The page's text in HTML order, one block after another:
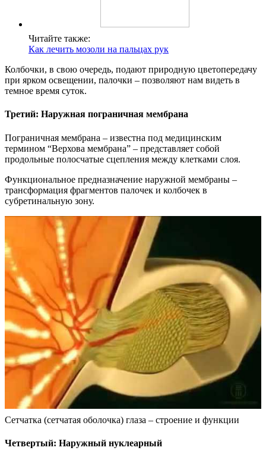
Читайте также:
Как лечить мозоли на пальцах рук
Колбочки, в свою очередь, подают природную цветопередачу
при ярком освещении, палочки – позволяют нам видеть в
темное время суток.
Третий: Наружная пограничная мембрана
Пограничная мембрана – известна под медицинским
термином “Верхова мембрана” – представляет собой
продольные полосчатые сцепления между клетками слоя.
Функциональное предназначение наружной мембраны –
трансформация фрагментов палочек и колбочек в
субретинальную зону.
Сетчатка (сетчатая оболочка) глаза – строение и функции
Четвертый: Наружный нуклеарный